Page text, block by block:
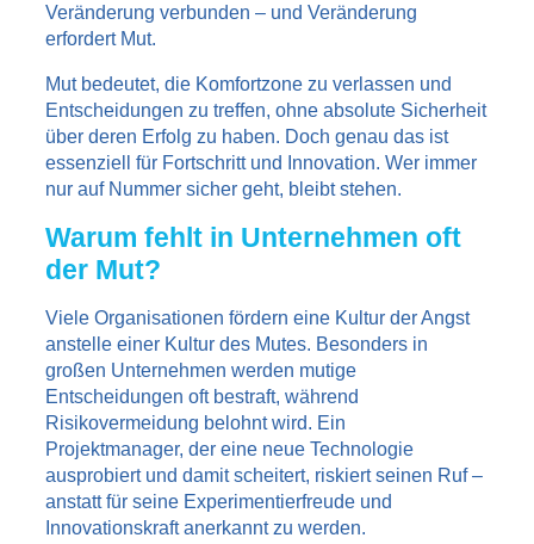
Veränderung verbunden – und Veränderung
erfordert Mut.
Mut bedeutet, die Komfortzone zu verlassen und
Entscheidungen zu treffen, ohne absolute Sicherheit
über deren Erfolg zu haben. Doch genau das ist
essenziell für Fortschritt und Innovation. Wer immer
nur auf Nummer sicher geht, bleibt stehen.
Warum fehlt in Unternehmen oft
der Mut?
Viele Organisationen fördern eine Kultur der Angst
anstelle einer Kultur des Mutes. Besonders in
großen Unternehmen werden mutige
Entscheidungen oft bestraft, während
Risikovermeidung belohnt wird. Ein
Projektmanager, der eine neue Technologie
ausprobiert und damit scheitert, riskiert seinen Ruf –
anstatt für seine Experimentierfreude und
Innovationskraft anerkannt zu werden.